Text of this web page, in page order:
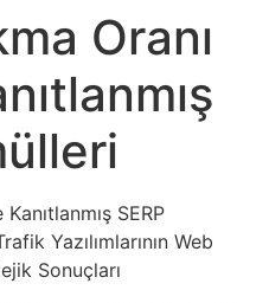
Oranı
SERP
Yazılımlarının Web
Sonuçları